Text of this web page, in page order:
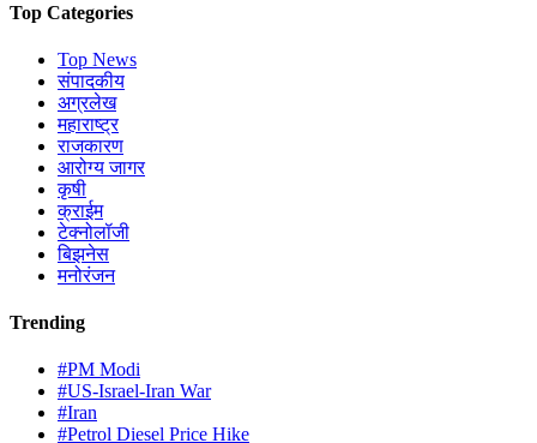
Top Categories
Top News
संपादकीय
अग्रलेख
महाराष्ट्र
राजकारण
आरोग्य जागर
कृषी
क्राईम
टेक्नोलॉजी
बिझनेस
मनोरंजन
Trending
#PM Modi
#US-Israel-Iran War
#Iran
#Petrol Diesel Price Hike